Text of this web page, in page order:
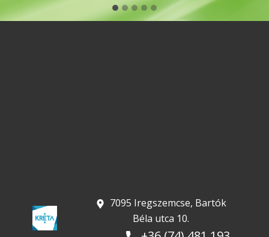
​ 7095 Iregszemcse, Bartók
Béla utca 10.